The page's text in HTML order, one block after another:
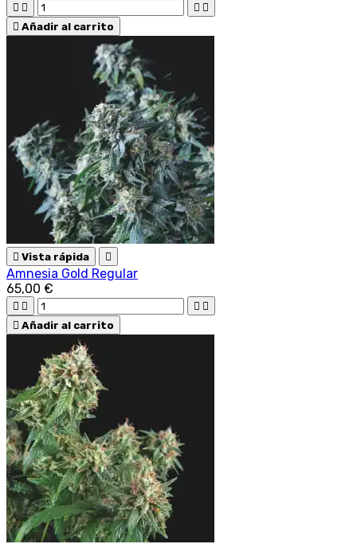
   
 Añadir al carrito
 Vista rápida 
Amnesia Gold Regular
65,00 €
   
 Añadir al carrito